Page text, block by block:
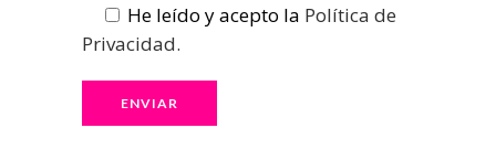
He leído y acepto la Política de
Privacidad.